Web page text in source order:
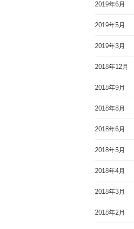
2019年6月
2019年5月
2019年3月
2018年12月
2018年9月
2018年8月
2018年6月
2018年5月
2018年4月
2018年3月
2018年2月